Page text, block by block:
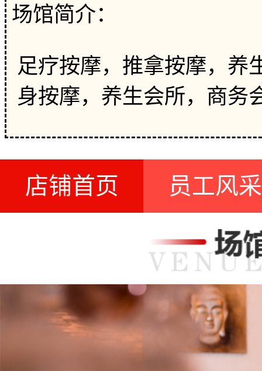
场馆简介：
足疗按摩，推拿按摩，养
身按摩，养生会所，商务
店铺首页 员工风采